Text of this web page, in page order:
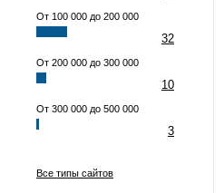
От 100 000 до 200 000
32
От 200 000 до 300 000
10
От 300 000 до 500 000
3
Все типы сайтов